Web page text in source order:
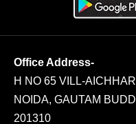
Office Address-
H NO 65 VILL-
NOIDA, GAUTAM
201310